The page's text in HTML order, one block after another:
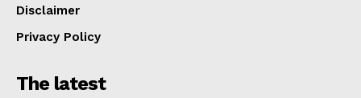
Disclaimer
Privacy Policy
The latest